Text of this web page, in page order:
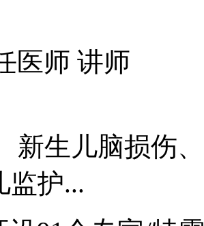
医师 讲师
新生儿脑损伤
监护...